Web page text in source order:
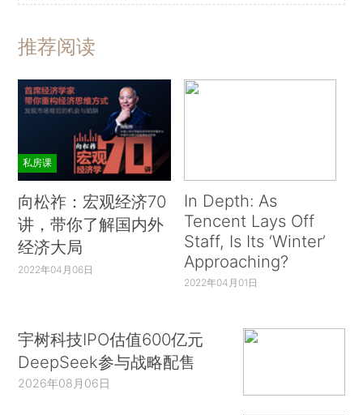
推荐阅读
私房课
向松祚：宏观经济70
讲，带你了解国内外
经济大局
2022年04月06日
In Depth: As
Tencent Lays Off
Staff, Is Its ‘Winter’
Approaching?
2022年04月01日
宇树科技IPO估值600亿元
DeepSeek参与战略配售
2026年08月06日